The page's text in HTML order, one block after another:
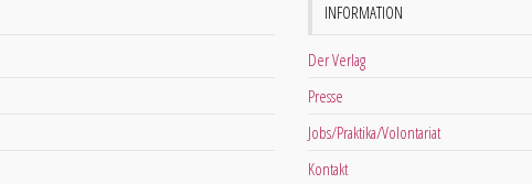
INFORMATION
Der Verlag
Presse
Jobs/Praktika/Volontariat
Kontakt